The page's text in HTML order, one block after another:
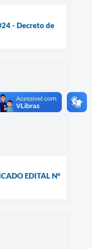
- Decreto de
EDITAL N°